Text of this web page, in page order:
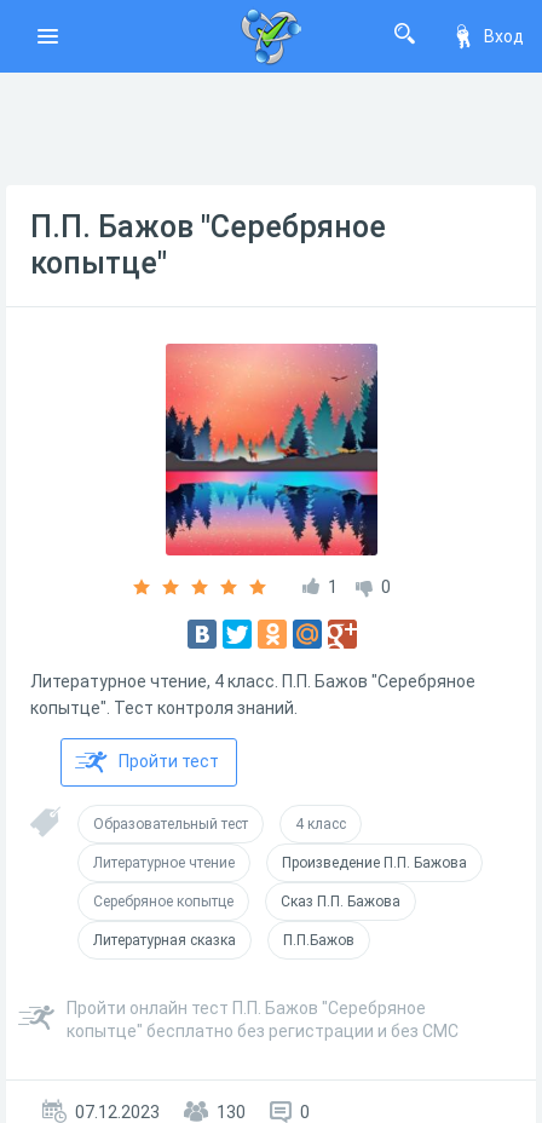
Вход
П.П. Бажов "Серебряное
копытце"
1 0
Литературное чтение, 4 класс. П.П. Бажов "Серебряное
копытце". Тест контроля знаний.
Пройти тест
Образовательный тест 4 класс
Литературное чтение Произведение П.П. Бажова
Серебряное копытце Сказ П.П. Бажова
Литературная сказка П.П.Бажов
Пройти онлайн тест П.П. Бажов "Серебряное
копытце" бесплатно без регистрации и без СМС
07.12.2023 130 0